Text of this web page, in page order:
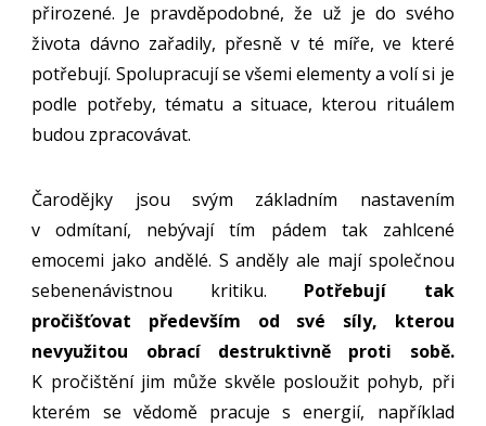
přirozené. Je pravděpodobné, že už je do svého
života dávno zařadily, přesně v té míře, ve které
potřebují. Spolupracují se všemi elementy a volí si je
podle potřeby, tématu a situace, kterou rituálem
budou zpracovávat.
Čarodějky jsou svým základním nastavením
v odmítaní, nebývají tím pádem tak zahlcené
emocemi jako andělé. S anděly ale mají společnou
sebenenávistnou kritiku. Potřebují tak
pročišťovat především od své síly, kterou
nevyužitou obrací destruktivně proti sobě.
K pročištění jim může skvěle posloužit pohyb, při
kterém se vědomě pracuje s energií, například